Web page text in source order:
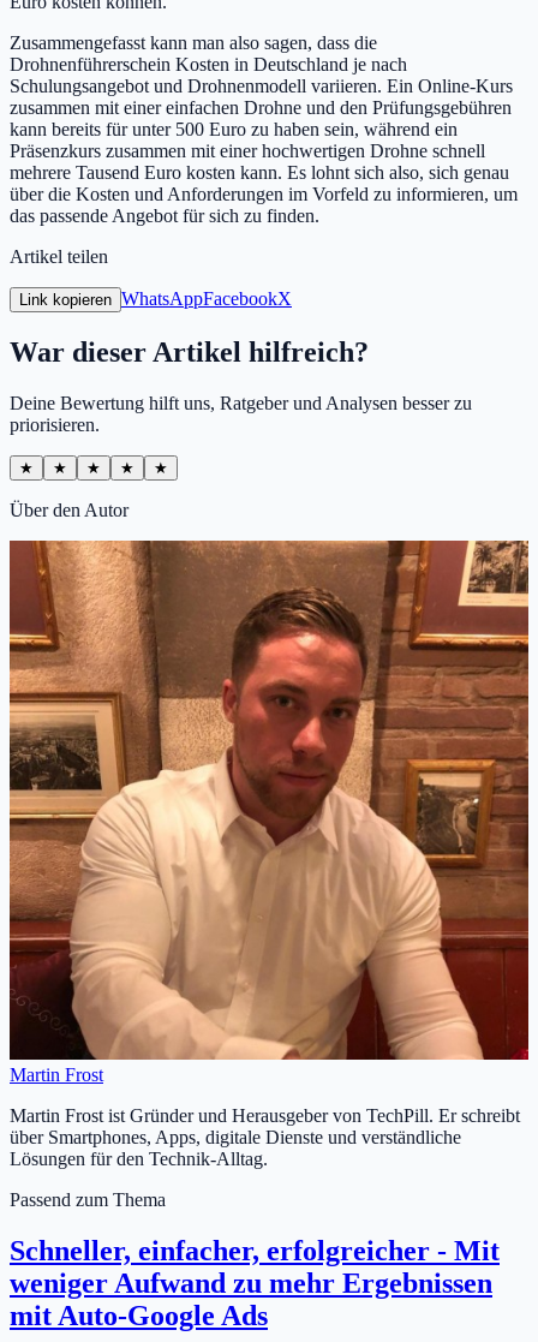
Zusammengefasst kann man also sagen, dass die
Drohnenführerschein Kosten in Deutschland je nach
Schulungsangebot und Drohnenmodell variieren. Ein Online-Kurs
zusammen mit einer einfachen Drohne und den Prüfungsgebühren
kann bereits für unter 500 Euro zu haben sein, während ein
Präsenzkurs zusammen mit einer hochwertigen Drohne schnell
mehrere Tausend Euro kosten kann. Es lohnt sich also, sich genau
über die Kosten und Anforderungen im Vorfeld zu informieren, um
das passende Angebot für sich zu finden.
Artikel teilen
Link kopieren WhatsAppFacebookX
War dieser Artikel hilfreich?
Deine Bewertung hilft uns, Ratgeber und Analysen besser zu
priorisieren.
★ ★ ★ ★ ★
Über den Autor
Martin Frost
Martin Frost ist Gründer und Herausgeber von TechPill. Er schreibt
über Smartphones, Apps, digitale Dienste und verständliche
Lösungen für den Technik-Alltag.
Passend zum Thema
Schneller, einfacher, erfolgreicher - Mit
weniger Aufwand zu mehr Ergebnissen
mit Auto-Google Ads